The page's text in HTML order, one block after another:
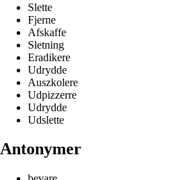
Slette
Fjerne
Afskaffe
Sletning
Eradikere
Udrydde
Auszkolere
Udpizzerre
Udrydde
Udslette
Antonymer